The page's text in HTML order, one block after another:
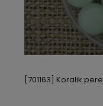
[701163] Koralik